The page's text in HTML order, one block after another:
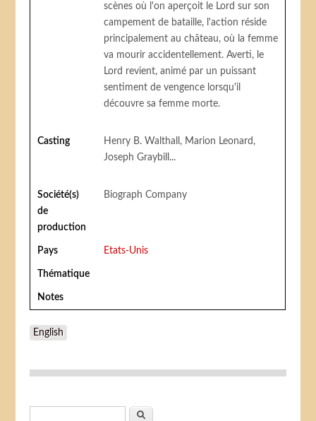
scènes où l'on aperçoit le Lord sur son
campement de bataille, l'action réside
principalement au château, où la femme
va mourir accidentellement. Averti, le
Lord revient, animé par un puissant
sentiment de vengence lorsqu'il
découvre sa femme morte.
Casting
Henry B. Walthall, Marion Leonard,
Joseph Graybill...
Société(s)
de
production
Biograph Company
Pays Etats-Unis
Thématique
Notes
English
Formulaire de recherche
Rechercher